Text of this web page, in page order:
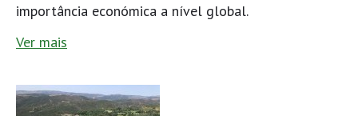
importância económica a nível global.
Ver mais